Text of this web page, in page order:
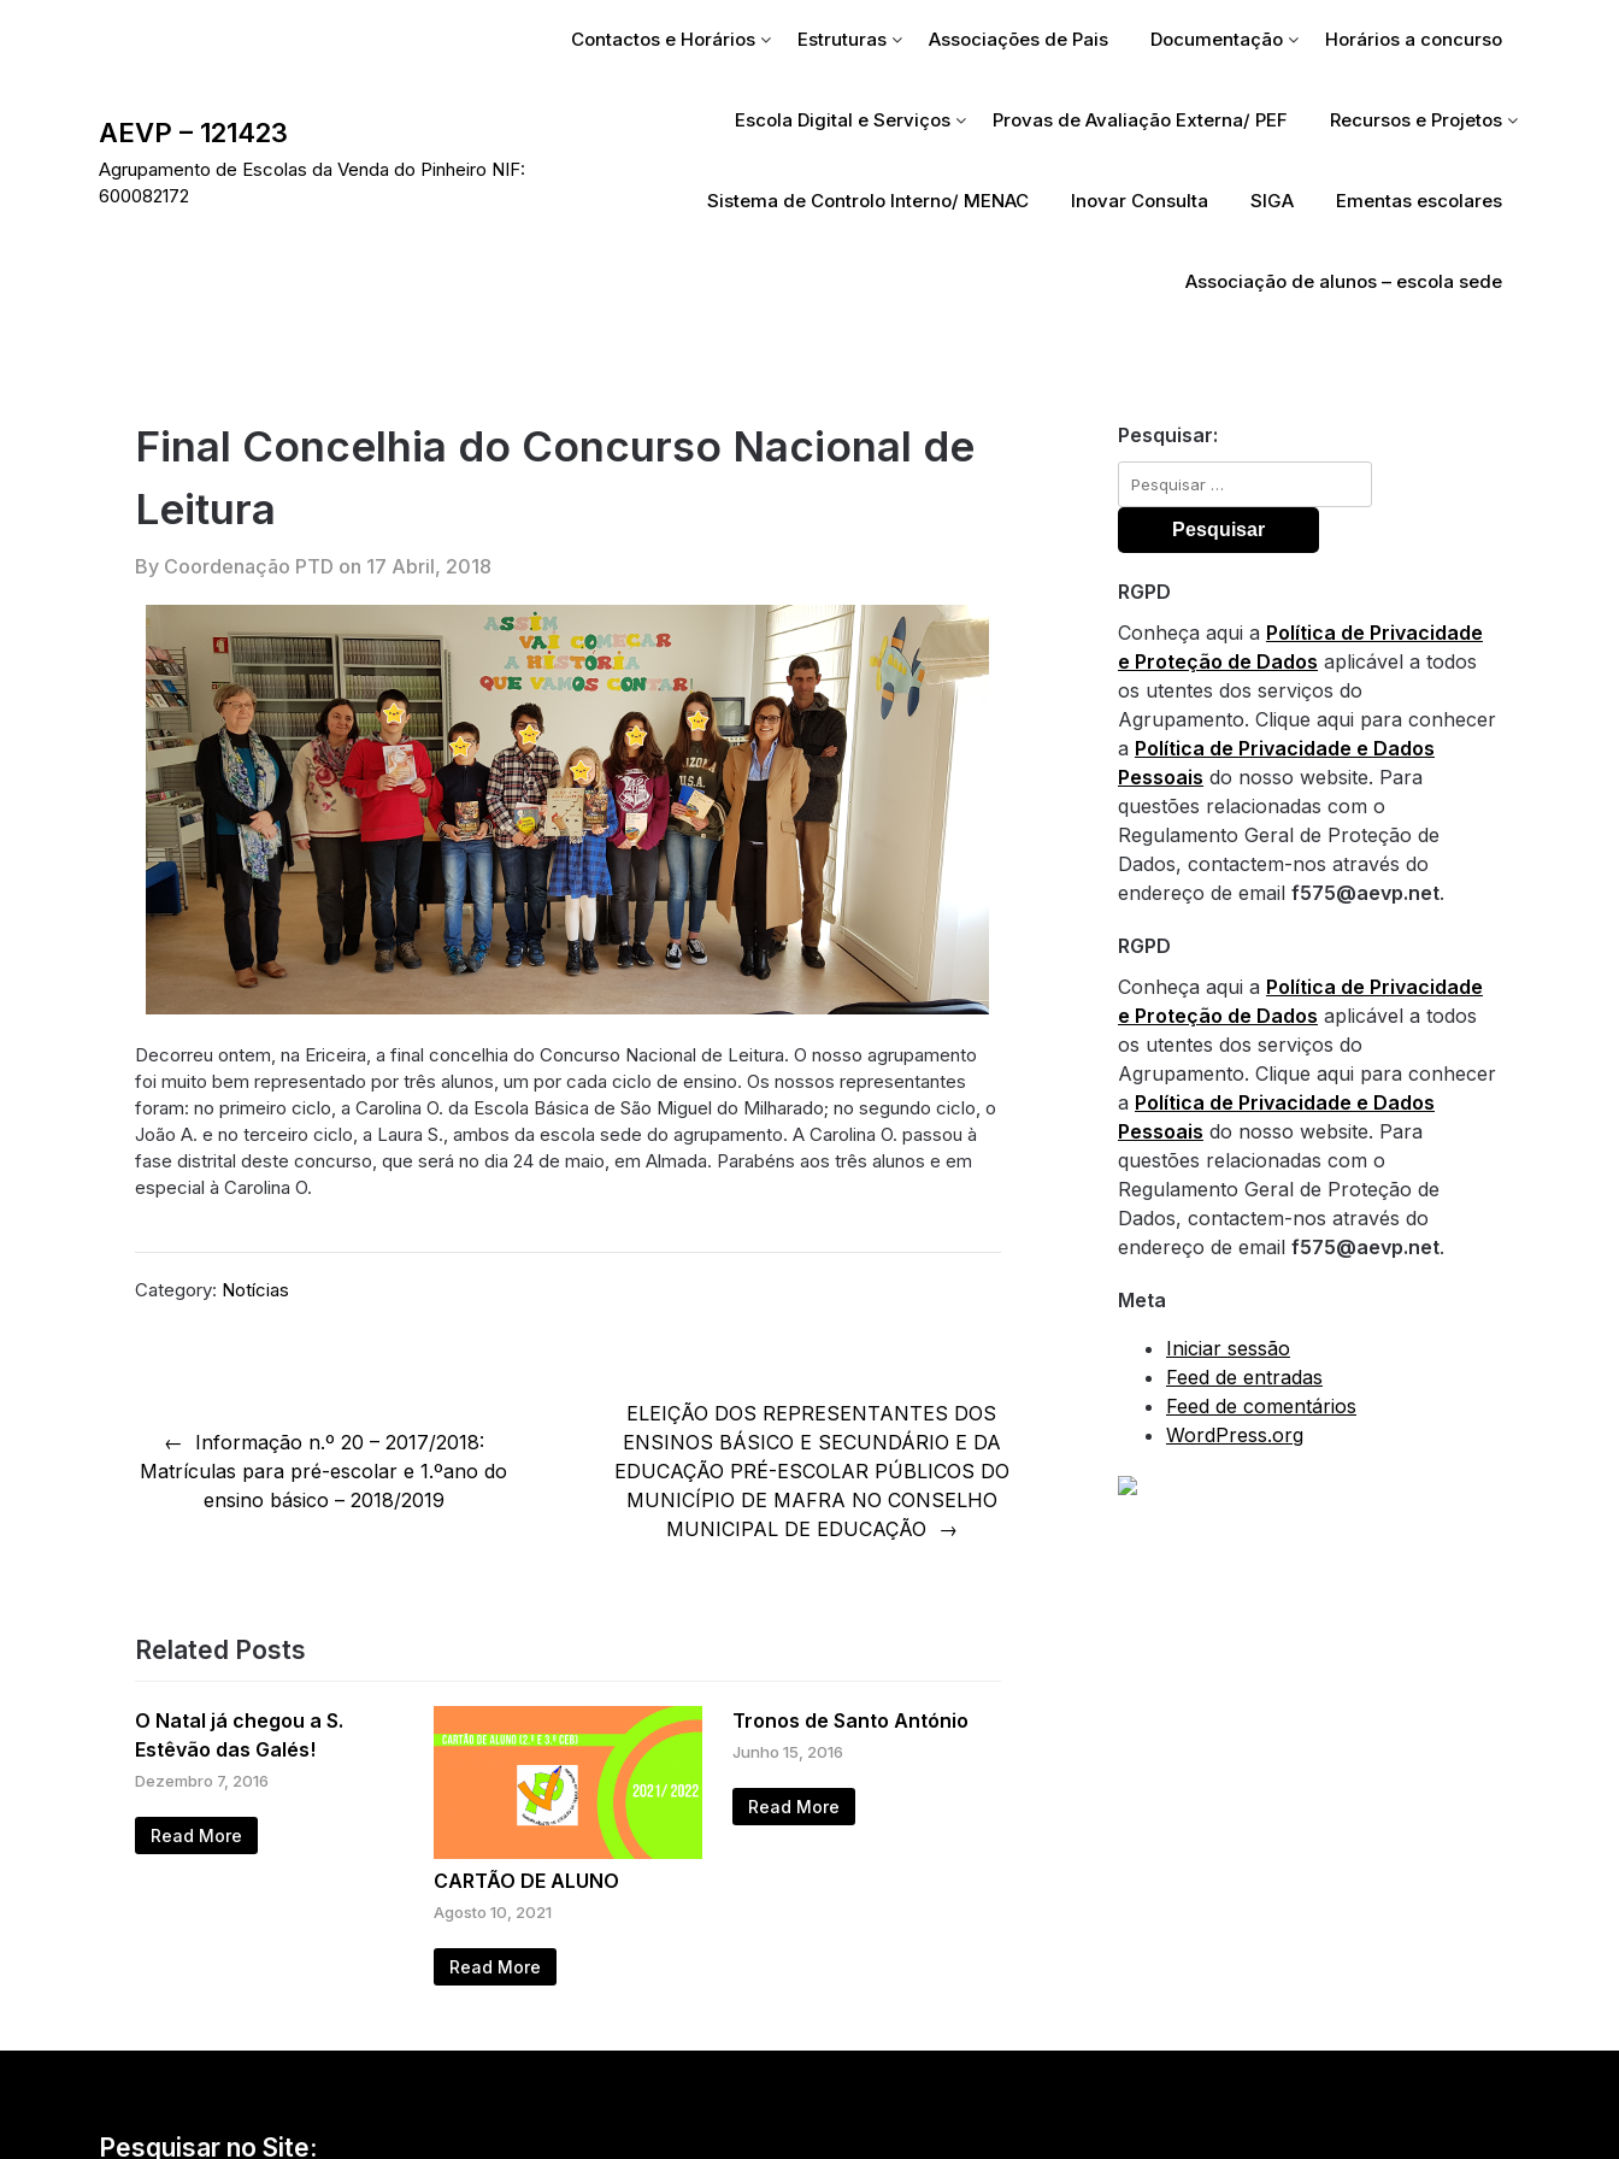
AEVP – 121423
Agrupamento de Escolas da Venda do Pinheiro NIF:
600082172
Contactos e Horários Estruturas Associações de Pais Documentação Horários a concurso
Escola Digital e Serviços Provas de Avaliação Externa/ PEF Recursos e Projetos
Sistema de Controlo Interno/ MENAC Inovar Consulta SIGA Ementas escolares
Associação de alunos – escola sede
Final Concelhia do Concurso Nacional de
Leitura
By Coordenação PTD on 17 Abril, 2018
Decorreu ontem, na Ericeira, a final concelhia do Concurso Nacional de Leitura. O nosso agrupamento
foi muito bem representado por três alunos, um por cada ciclo de ensino. Os nossos representantes
foram: no primeiro ciclo, a Carolina O. da Escola Básica de São Miguel do Milharado; no segundo ciclo, o
João A. e no terceiro ciclo, a Laura S., ambos da escola sede do agrupamento. A Carolina O. passou à
fase distrital deste concurso, que será no dia 24 de maio, em Almada. Parabéns aos três alunos e em
especial à Carolina O.
Category: Notícias
artigos
Informação n.º 20 – 2017/2018:
Matrículas para pré-escolar e 1.ºano do
ensino básico – 2018/2019
ELEIÇÃO DOS REPRESENTANTES DOS
ENSINOS BÁSICO E SECUNDÁRIO E DA
EDUCAÇÃO PRÉ-ESCOLAR PÚBLICOS DO
MUNICÍPIO DE MAFRA NO CONSELHO
MUNICIPAL DE EDUCAÇÃO
Related Posts
O Natal já chegou a S.
Estêvão das Galés!
Dezembro 7, 2016
Read More
CARTÃO DE ALUNO
Agosto 10, 2021
Read More
Tronos de Santo António
Junho 15, 2016
Read More
Pesquisar:
Pesquisar
por:
RGPD
Conheça aqui a Política de Privacidade
e Proteção de Dados aplicável a todos
os utentes dos serviços do
Agrupamento. Clique aqui para conhecer
a Política de Privacidade e Dados
Pessoais do nosso website. Para
questões relacionadas com o
Regulamento Geral de Proteção de
Dados, contactem-nos através do
endereço de email f575@aevp.net.
RGPD
Conheça aqui a Política de Privacidade
e Proteção de Dados aplicável a todos
os utentes dos serviços do
Agrupamento. Clique aqui para conhecer
a Política de Privacidade e Dados
Pessoais do nosso website. Para
questões relacionadas com o
Regulamento Geral de Proteção de
Dados, contactem-nos através do
endereço de email f575@aevp.net.
Meta
Iniciar sessão
Feed de entradas
Feed de comentários
WordPress.org
Pesquisar no Site: